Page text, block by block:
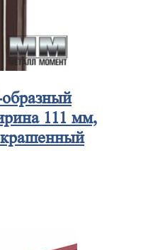
111 мм,